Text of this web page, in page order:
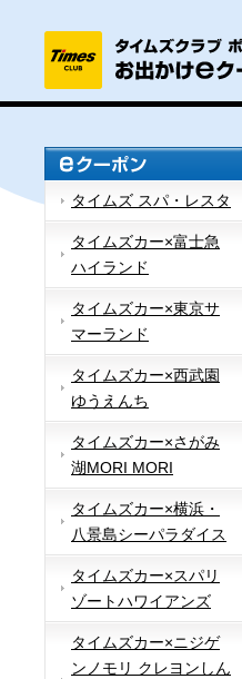
タイムズ スパ・レスタ
タイムズカー×富士急
ハイランド
タイムズカー×東京サ
マーランド
タイムズカー×西武園
ゆうえんち
タイムズカー×さがみ
湖MORI MORI
タイムズカー×横浜・
八景島シーパラダイス
タイムズカー×スパリ
ゾートハワイアンズ
タイムズカー×ニジゲ
ンノモリ クレヨンしん